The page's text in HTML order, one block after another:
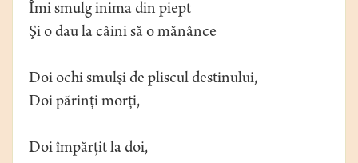
Îmi smulg inima din piept
Şi o dau la câini să o mănânce
Doi ochi smulşi de pliscul destinului,
Doi părinţi morţi,
Doi împărţit la doi,